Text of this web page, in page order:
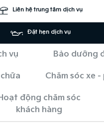
Liên hệ trung tâm dịch vụ
Đặt hẹn dịch vụ
vụ Bảo dưỡng
Chăm sóc xe -
động chăm sóc
khách hàng